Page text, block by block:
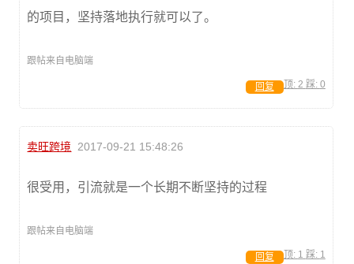
的项目，坚持落地执行就可以了。
跟帖来自电脑端
顶: 2 踩: 0
回复
卖旺跨境 2017-09-21 15:48:26
很受用，引流就是一个长期不断坚持的过程
跟帖来自电脑端
顶: 1 踩: 1
回复